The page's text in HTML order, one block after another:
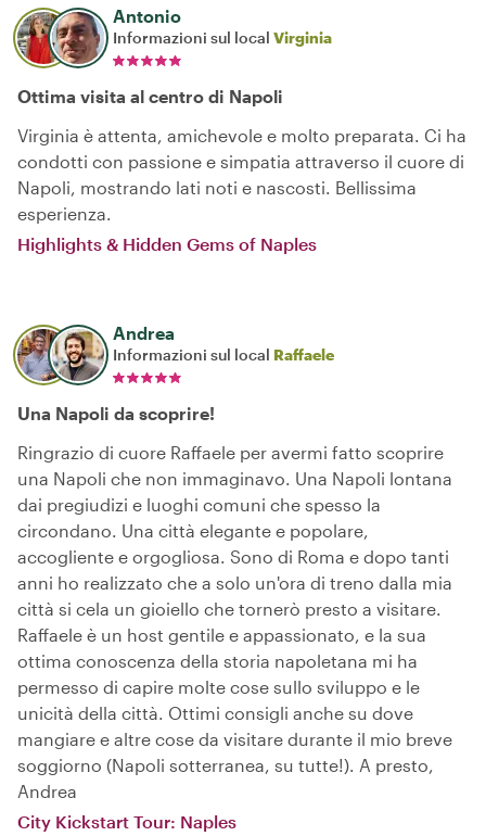
Antonio
Informazioni sul local Virginia
Ottima visita al centro di Napoli
Virginia è attenta, amichevole e molto preparata. Ci ha
condotti con passione e simpatia attraverso il cuore di
Napoli, mostrando lati noti e nascosti. Bellissima
esperienza.
Highlights & Hidden Gems of Naples
Andrea
Informazioni sul local Raffaele
Una Napoli da scoprire!
Ringrazio di cuore Raffaele per avermi fatto scoprire
una Napoli che non immaginavo. Una Napoli lontana
dai pregiudizi e luoghi comuni che spesso la
circondano. Una città elegante e popolare,
accogliente e orgogliosa. Sono di Roma e dopo tanti
anni ho realizzato che a solo un'ora di treno dalla mia
città si cela un gioiello che tornerò presto a visitare.
Raffaele è un host gentile e appassionato, e la sua
ottima conoscenza della storia napoletana mi ha
permesso di capire molte cose sullo sviluppo e le
unicità della città. Ottimi consigli anche su dove
mangiare e altre cose da visitare durante il mio breve
soggiorno (Napoli sotterranea, su tutte!). A presto,
Andrea
City Kickstart Tour: Naples